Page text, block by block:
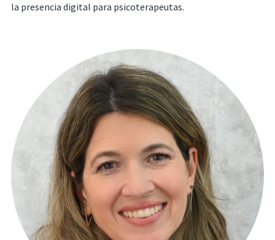
la presencia digital para psicoterapeutas.